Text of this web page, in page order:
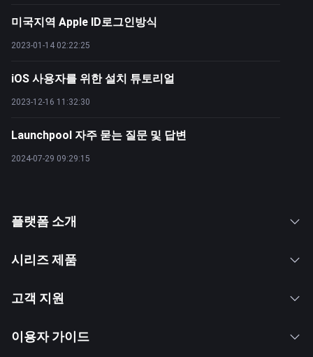
미국지역 Apple ID로그인방식
2023-01-14 02:22:25
iOS 사용자를 위한 설치 튜토리얼
2023-12-16 11:32:30
Launchpool 자주 묻는 질문 및 답변
2024-07-29 09:29:15
플랫폼 소개
시리즈 제품
고객 지원
이용자 가이드